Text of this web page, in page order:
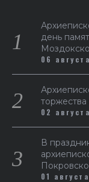
день
06
02
В
01